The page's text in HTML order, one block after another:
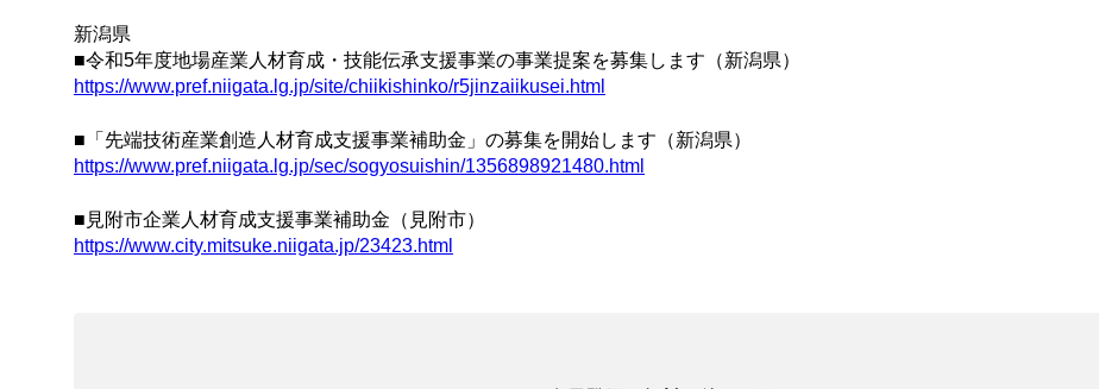
新潟県
■令和5年度地場産業人材育成・技能伝承支援事業の事業提案を募集します（新潟県）
https://www.pref.niigata.lg.jp/site/chiikishinko/r5jinzaiikusei.html
■「先端技術産業創造人材育成支援事業補助金」の募集を開始します（新潟県）
https://www.pref.niigata.lg.jp/sec/sogyosuishin/1356898921480.html
■見附市企業人材育成支援事業補助金（見附市）
https://www.city.mitsuke.niigata.jp/23423.html